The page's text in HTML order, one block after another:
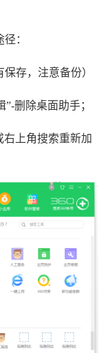
：
存，注意备份）
删除桌面助手；
右上角搜索重新加